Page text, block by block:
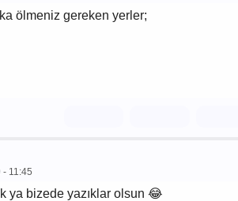
ölmeniz gereken yerler;
- 11:45
ya bizede yazıklar olsun 😂